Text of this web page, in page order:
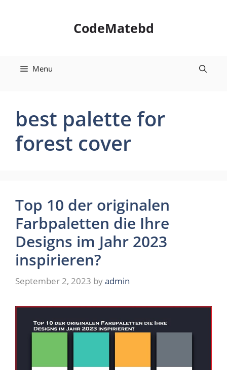
CodeMatebd
Menu
best palette for
forest cover
Top 10 der originalen
Farbpaletten die Ihre
Designs im Jahr 2023
inspirieren?
September 2, 2023 byadmin